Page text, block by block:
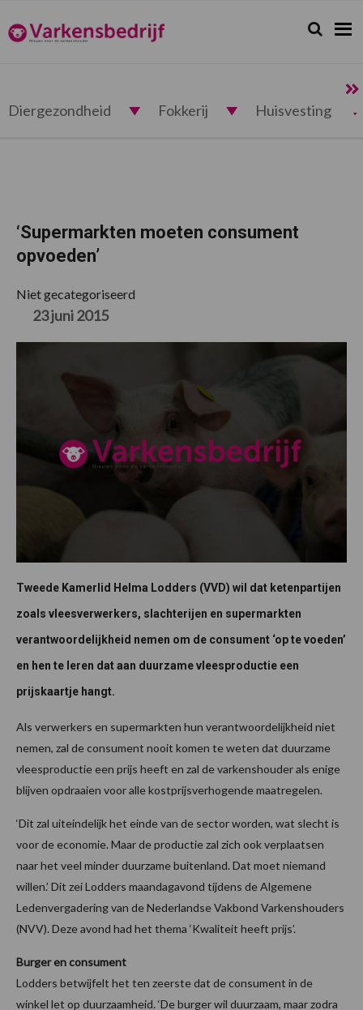
de
hoofdnavigatie
de
hoofd
de
eerste
de
voettekst
Varkensbedrijf.nl Zoeken...
Zoek
Diergezondheid Fokkerij Huisvesting
‘Supermarkten moeten consument
opvoeden’
Niet gecategoriseerd
23 juni 2015
Tweede Kamerlid Helma Lodders (VVD) wil dat ketenpartijen
zoals vleesverwerkers, slachterijen en supermarkten
verantwoordelijkheid nemen om de consument ‘op te voeden’
en hen te leren dat aan duurzame vleesproductie een
prijskaartje hangt.
Als verwerkers en supermarkten hun verantwoordelijkheid niet
nemen, zal de consument nooit komen te weten dat duurzame
vleesproductie een prijs heeft en zal de varkenshouder als enige
blijven opdraaien voor alle kostprijsverhogende maatregelen.
‘Dit zal uiteindelijk het einde van de sector worden, wat slecht is
voor de economie. Maar de productie zal zich ook verplaatsen
naar het veel minder duurzame buitenland. Dat moet niemand
willen.’ Dit zei Lodders maandagavond tijdens de Algemene
Ledenvergadering van de Nederlandse Vakbond Varkenshouders
(NVV). Deze avond had het thema ‘Kwaliteit heeft prijs’.
Burger en consument
Lodders betwijfelt het ten zeerste dat de consument in de
winkel let op duurzaamheid. ‘De burger wil duurzaam, maar zodra